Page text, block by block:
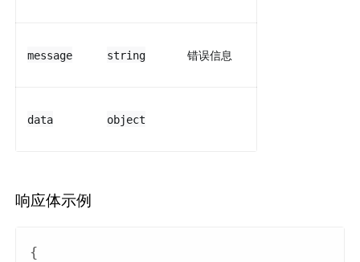
message string 错误信息
data object
响应体示例
{